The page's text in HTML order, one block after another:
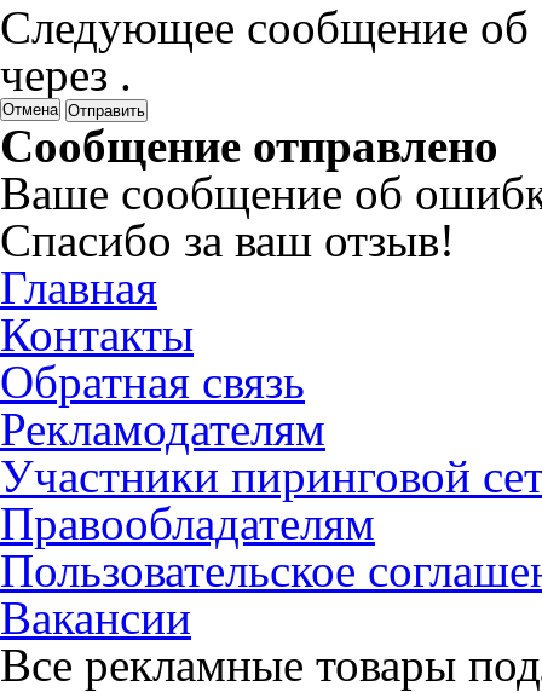
Следующее сообщение об
через .
Отмена
Сообщение отправлено
Ваше сообщение об
Спасибо за ваш отзыв!
Главная
Контакты
Обратная связь
Рекламодателям
Участники пиринговой
Правообладателям
Пользовательское
Вакансии
Все рекламные товары